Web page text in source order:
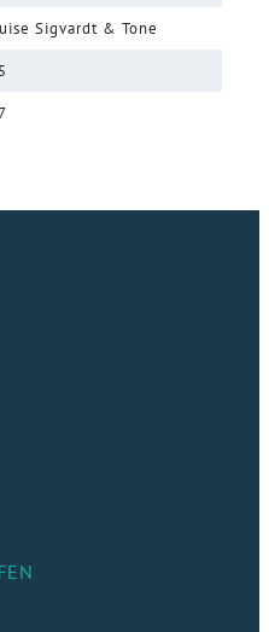
Sigvardt & Tone